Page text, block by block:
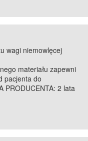
wagi niemowlęcej
materiału zapewni
pacjenta do
PRODUCENTA: 2 lata